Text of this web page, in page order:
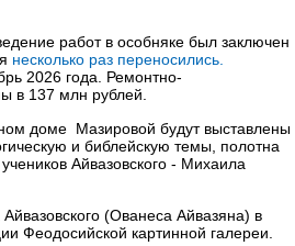
работ в особняке был заключен
несколько раз переносились.
2026 года. Ремонтно-
в 137 млн рублей.
доме Мазировой будут выставлены
и библейскую темы, полотна
Айвазовского - Михаила
(Ованеса Айвазяна) в
Феодосийской картинной галереи.